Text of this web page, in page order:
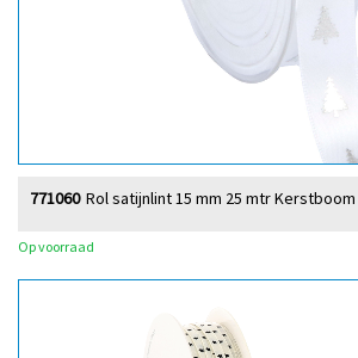
Rol satijnlint 15 mm 25 mtr
771060
Op voorraad